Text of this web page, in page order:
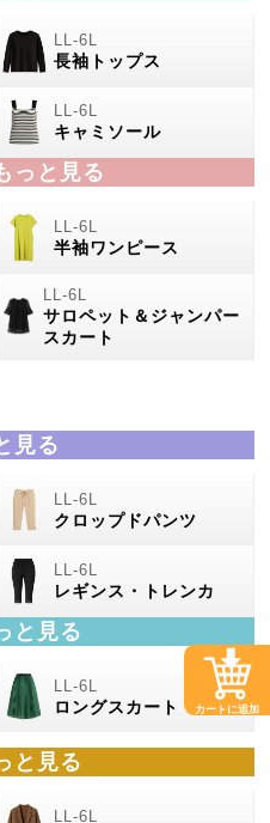
長袖トップス
キャミソール
っと見る
半袖ワンピース
サロペット＆ジャンパー
スカート
見る
クロップドパンツ
レギンス・トレンカ
と見る
ロングスカート
と見る
カートに追加